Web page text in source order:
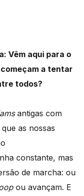
Vêm aqui para o
a tentar
todos?
antigas com
as nossas
constante, mas
de marcha: ou
ou avançam. E